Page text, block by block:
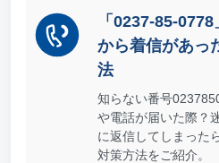
「0237-85-
から着信があっ
法
知らない番号
や電話が届いた際？
に返信してしまった
対策方法をご紹介。